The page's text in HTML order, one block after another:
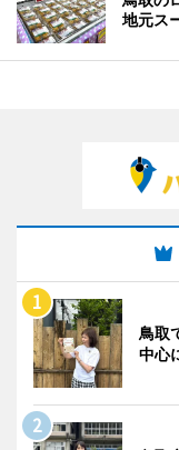
地元ス
鳥取
中心